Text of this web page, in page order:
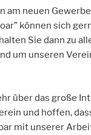
am neuen
können sich
Sie dann zu
um unseren
über das große
und hoffen,
mit unserer